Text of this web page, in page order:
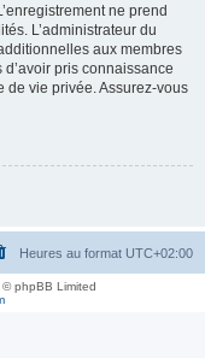
ne prend
L’administrateur du
aux membres
pris connaissance
de vie privée. Assurez-vous
Heures au format UTC+02:00
phpBB Limited